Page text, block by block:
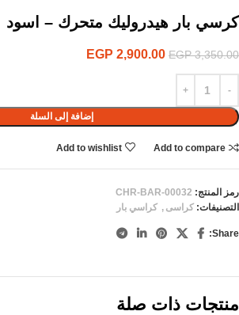
كرسي بار هيدروليك متحرك – اسود
EGP3,350.00
EGP 2,900.00
إضافة إلى السلة
Add to compare
Add to wishlist
رمز المنتج: CHR-BAR-00032
التصنيفات: كراسى , كراسي بار
Share:
منتجات ذات صلة